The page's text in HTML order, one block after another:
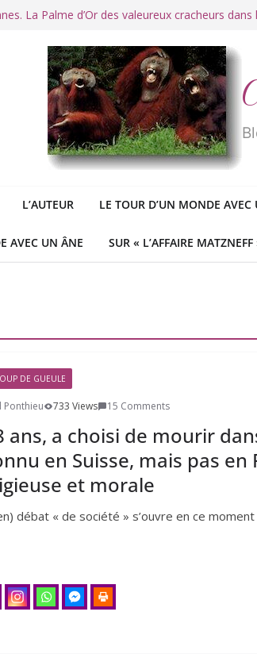
La Palme d’Or des valeureux cracheurs dans
Moi, Picard-Marseillais traité de « blanc de
George : « Le meilleur des mondes » ou «
patriarcat », bouc émissaire des féministes
L’AUTEUR LE TOUR D’UN MONDE AVEC
AVEC UN ÂNE SUR « L’AFFAIRE MATZNEFF
DE GUEULE
Ponthieu 733 Views 15 Comments
ans, a choisi de mourir
en Suisse, mais pas
et morale
débat « de société » s’ouvre en ce